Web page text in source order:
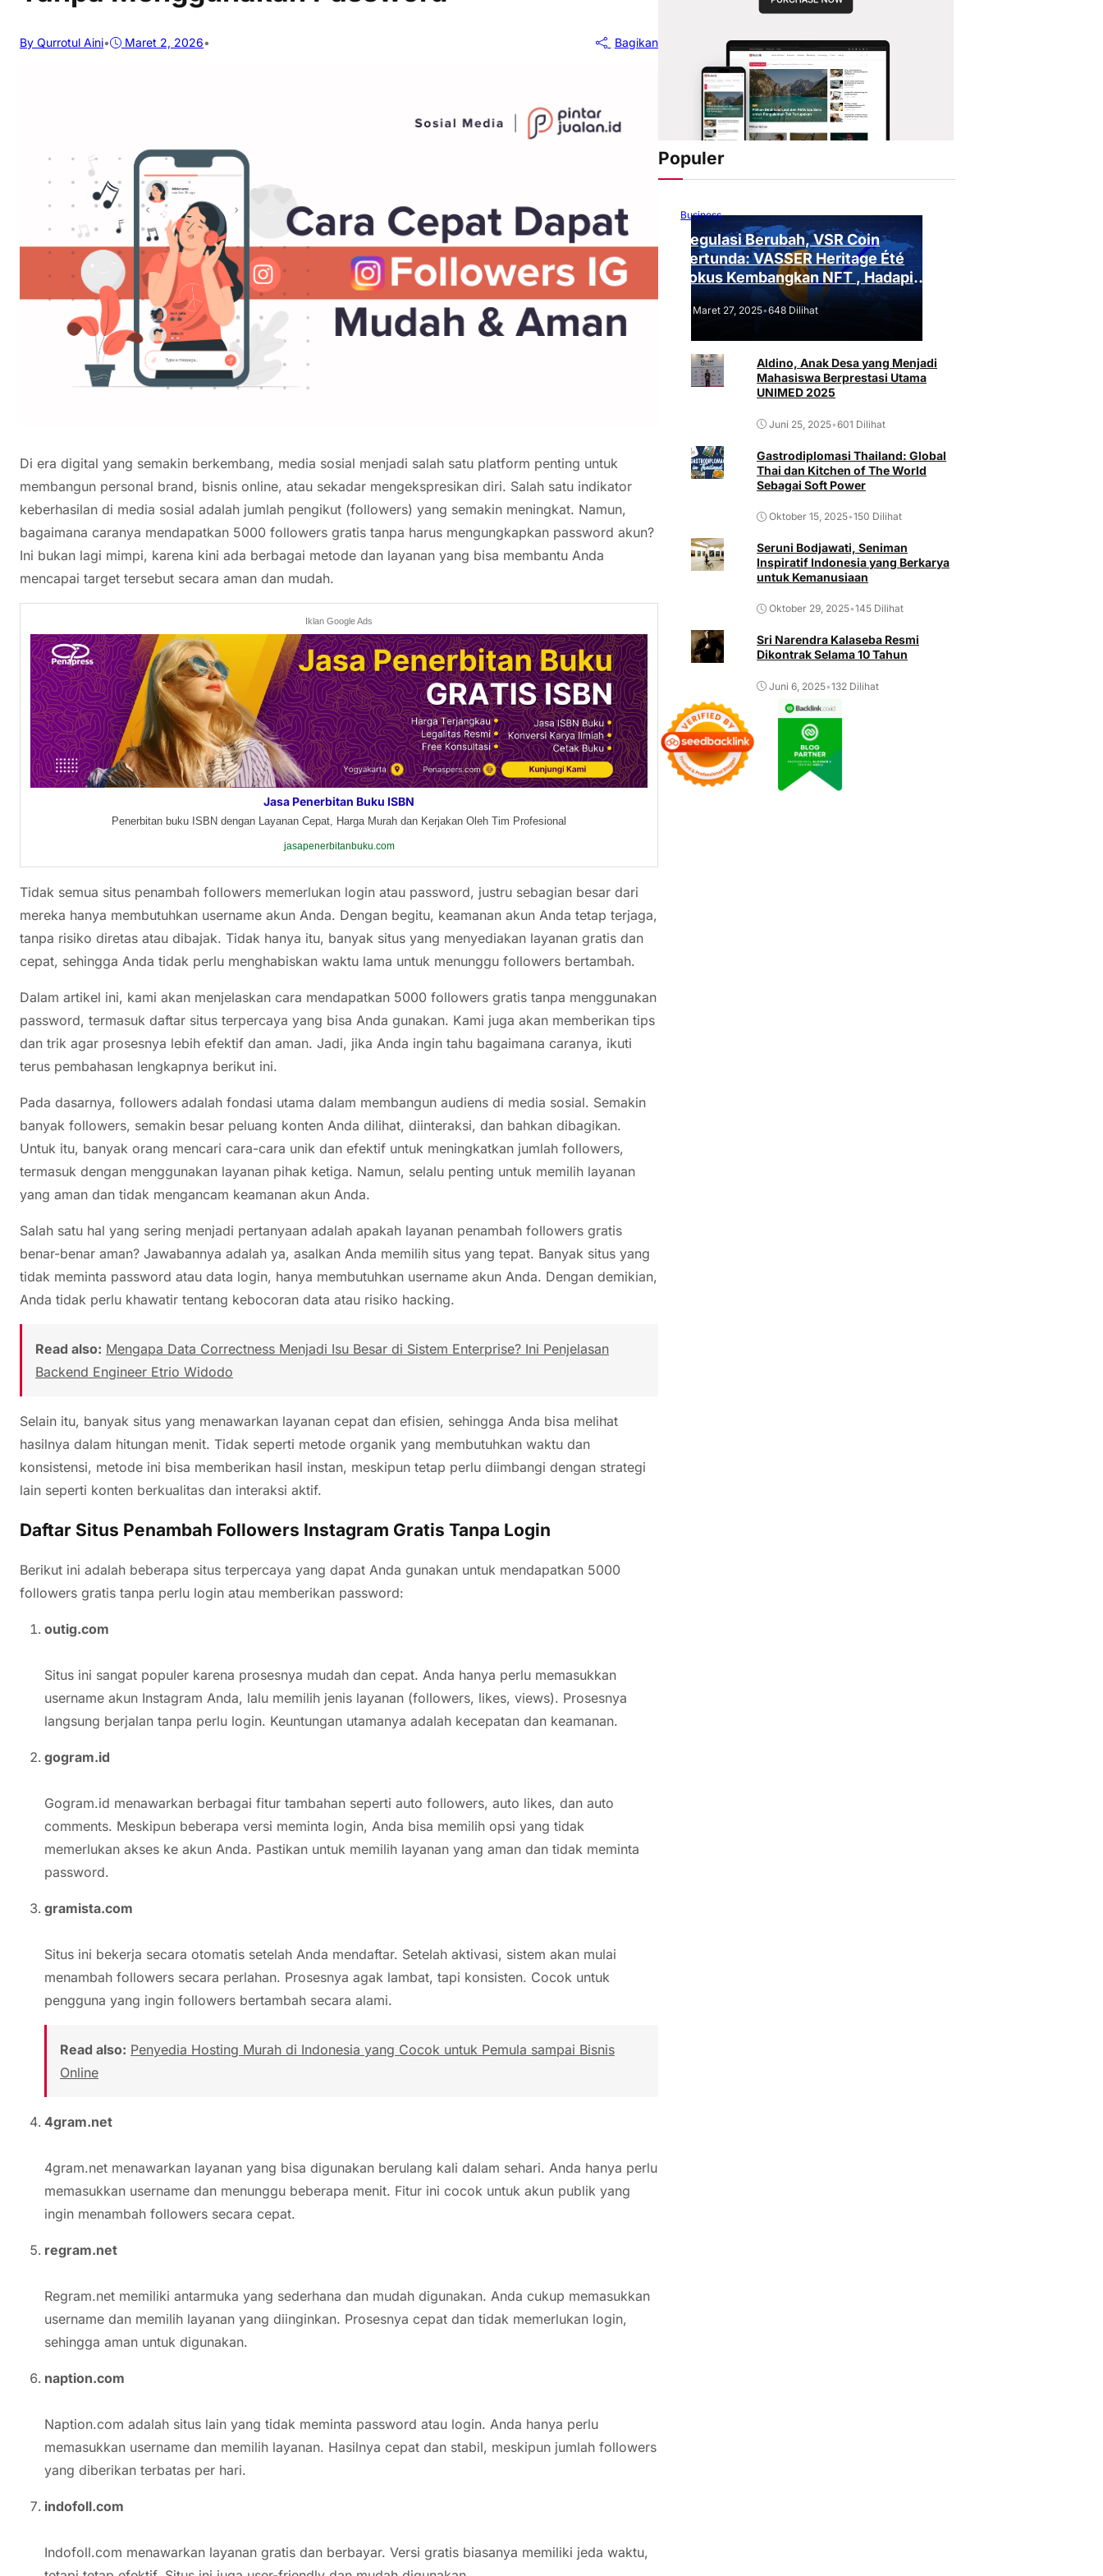
By Qurrotul Aini• Maret 2, 2026• Bagikan
Di era digital yang semakin berkembang, media sosial menjadi salah satu platform penting untuk
membangun personal brand, bisnis online, atau sekadar mengekspresikan diri. Salah satu indikator
keberhasilan di media sosial adalah jumlah pengikut (followers) yang semakin meningkat. Namun,
bagaimana caranya mendapatkan 5000 followers gratis tanpa harus mengungkapkan password akun?
Ini bukan lagi mimpi, karena kini ada berbagai metode dan layanan yang bisa membantu Anda
mencapai target tersebut secara aman dan mudah.
Iklan Google Ads
Jasa Penerbitan Buku ISBN
Penerbitan buku ISBN dengan Layanan Cepat, Harga Murah dan Kerjakan Oleh Tim Profesional
jasapenerbitanbuku.com
Tidak semua situs penambah followers memerlukan login atau password, justru sebagian besar dari
mereka hanya membutuhkan username akun Anda. Dengan begitu, keamanan akun Anda tetap terjaga,
tanpa risiko diretas atau dibajak. Tidak hanya itu, banyak situs yang menyediakan layanan gratis dan
cepat, sehingga Anda tidak perlu menghabiskan waktu lama untuk menunggu followers bertambah.
Dalam artikel ini, kami akan menjelaskan cara mendapatkan 5000 followers gratis tanpa menggunakan
password, termasuk daftar situs terpercaya yang bisa Anda gunakan. Kami juga akan memberikan tips
dan trik agar prosesnya lebih efektif dan aman. Jadi, jika Anda ingin tahu bagaimana caranya, ikuti
terus pembahasan lengkapnya berikut ini.
Pada dasarnya, followers adalah fondasi utama dalam membangun audiens di media sosial. Semakin
banyak followers, semakin besar peluang konten Anda dilihat, diinteraksi, dan bahkan dibagikan.
Untuk itu, banyak orang mencari cara-cara unik dan efektif untuk meningkatkan jumlah followers,
termasuk dengan menggunakan layanan pihak ketiga. Namun, selalu penting untuk memilih layanan
yang aman dan tidak mengancam keamanan akun Anda.
Salah satu hal yang sering menjadi pertanyaan adalah apakah layanan penambah followers gratis
benar-benar aman? Jawabannya adalah ya, asalkan Anda memilih situs yang tepat. Banyak situs yang
tidak meminta password atau data login, hanya membutuhkan username akun Anda. Dengan demikian,
Anda tidak perlu khawatir tentang kebocoran data atau risiko hacking.
Read also: Mengapa Data Correctness Menjadi Isu Besar di Sistem Enterprise? Ini Penjelasan
Backend Engineer Etrio Widodo
Selain itu, banyak situs yang menawarkan layanan cepat dan efisien, sehingga Anda bisa melihat
hasilnya dalam hitungan menit. Tidak seperti metode organik yang membutuhkan waktu dan
konsistensi, metode ini bisa memberikan hasil instan, meskipun tetap perlu diimbangi dengan strategi
lain seperti konten berkualitas dan interaksi aktif.
Daftar Situs Penambah Followers Instagram Gratis Tanpa Login
Berikut ini adalah beberapa situs terpercaya yang dapat Anda gunakan untuk mendapatkan 5000
followers gratis tanpa perlu login atau memberikan password:
outig.com
Situs ini sangat populer karena prosesnya mudah dan cepat. Anda hanya perlu memasukkan
username akun Instagram Anda, lalu memilih jenis layanan (followers, likes, views). Prosesnya
langsung berjalan tanpa perlu login. Keuntungan utamanya adalah kecepatan dan keamanan.
gogram.id
Gogram.id menawarkan berbagai fitur tambahan seperti auto followers, auto likes, dan auto
comments. Meskipun beberapa versi meminta login, Anda bisa memilih opsi yang tidak
memerlukan akses ke akun Anda. Pastikan untuk memilih layanan yang aman dan tidak meminta
password.
gramista.com
Situs ini bekerja secara otomatis setelah Anda mendaftar. Setelah aktivasi, sistem akan mulai
menambah followers secara perlahan. Prosesnya agak lambat, tapi konsisten. Cocok untuk
pengguna yang ingin followers bertambah secara alami.
Read also: Penyedia Hosting Murah di Indonesia yang Cocok untuk Pemula sampai Bisnis
Online
4gram.net
4gram.net menawarkan layanan yang bisa digunakan berulang kali dalam sehari. Anda hanya perlu
memasukkan username dan menunggu beberapa menit. Fitur ini cocok untuk akun publik yang
ingin menambah followers secara cepat.
regram.net
Regram.net memiliki antarmuka yang sederhana dan mudah digunakan. Anda cukup memasukkan
username dan memilih layanan yang diinginkan. Prosesnya cepat dan tidak memerlukan login,
sehingga aman untuk digunakan.
naption.com
Naption.com adalah situs lain yang tidak meminta password atau login. Anda hanya perlu
memasukkan username dan memilih layanan. Hasilnya cepat dan stabil, meskipun jumlah followers
yang diberikan terbatas per hari.
indofoll.com
Indofoll.com menawarkan layanan gratis dan berbayar. Versi gratis biasanya memiliki jeda waktu,
Populer
Business
Regulasi Berubah, VSR Coin
Tertunda: VASSER Heritage Été
Fokus Kembangkan NFT , Hadapi
Tantangan Regulasi!
Maret 27, 2025•648 Dilihat
Aldino, Anak Desa yang Menjadi
Mahasiswa Berprestasi Utama
UNIMED 2025
Juni 25, 2025•601 Dilihat
Gastrodiplomasi Thailand: Global
Thai dan Kitchen of The World
Sebagai Soft Power
Oktober 15, 2025•150 Dilihat
Seruni Bodjawati, Seniman
Inspiratif Indonesia yang Berkarya
untuk Kemanusiaan
Oktober 29, 2025•145 Dilihat
Sri Narendra Kalaseba Resmi
Dikontrak Selama 10 Tahun
Juni 6, 2025•132 Dilihat